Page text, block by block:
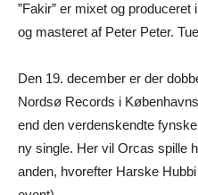
”Fakir” er mixet og
og masteret af Peter Peter.
Den 19. december er der
Nordsø Records i
end den verdenskendte
ny single. Her vil Orcas spille
anden, hvorefter Harske